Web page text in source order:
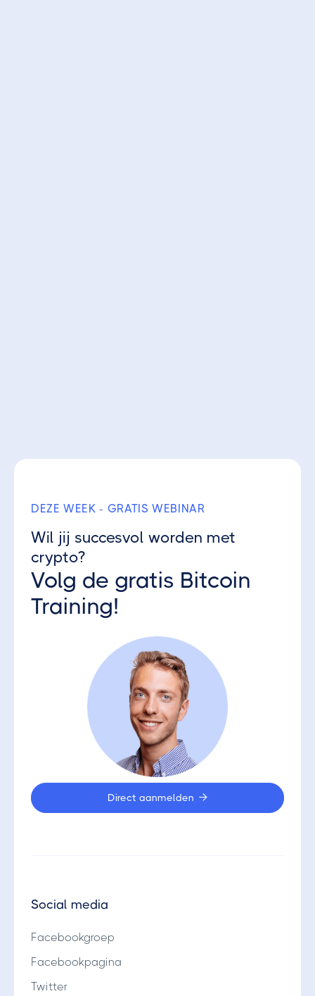
Coin Offerings
Glitch - Een protocol-level blockchain
voor DeFi
Volgende
DEZE WEEK - GRATIS WEBINAR
Wil jij succesvol worden met
crypto?
Volg de gratis Bitcoin
Training!
Direct aanmelden 
Social media
Facebookgroep
Facebookpagina
Twitter